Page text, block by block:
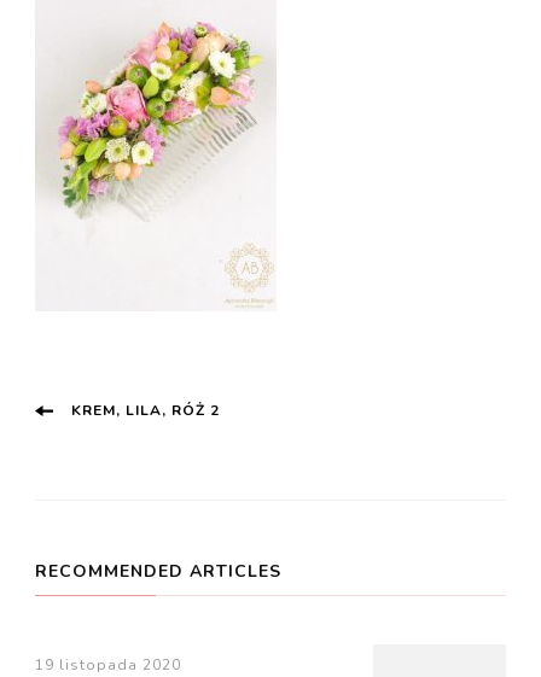
Post
KREM, LILA, RÓŻ 2
RECOMMENDED ARTICLES
19 listopada 2020